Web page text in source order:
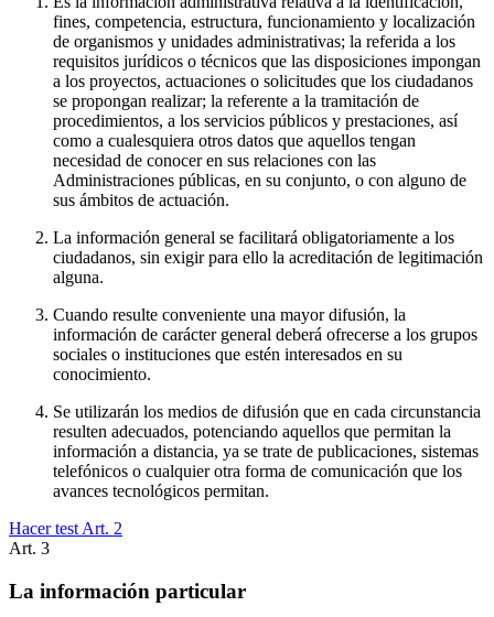
fines, competencia, estructura, funcionamiento y localización
de organismos y unidades administrativas; la referida a los
requisitos jurídicos o técnicos que las disposiciones impongan
a los proyectos, actuaciones o solicitudes que los ciudadanos
se propongan realizar; la referente a la tramitación de
procedimientos, a los servicios públicos y prestaciones, así
como a cualesquiera otros datos que aquellos tengan
necesidad de conocer en sus relaciones con las
Administraciones públicas, en su conjunto, o con alguno de
sus ámbitos de actuación.
La información general se facilitará obligatoriamente a los
ciudadanos, sin exigir para ello la acreditación de legitimación
alguna.
Cuando resulte conveniente una mayor difusión, la
información de carácter general deberá ofrecerse a los grupos
sociales o instituciones que estén interesados en su
conocimiento.
Se utilizarán los medios de difusión que en cada circunstancia
resulten adecuados, potenciando aquellos que permitan la
información a distancia, ya se trate de publicaciones, sistemas
telefónicos o cualquier otra forma de comunicación que los
avances tecnológicos permitan.
Hacer test Art. 2
Art. 3
La información particular